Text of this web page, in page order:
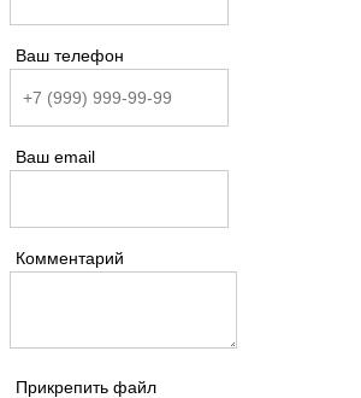
Ваш телефон
Ваш email
Комментарий
Прикрепить файл